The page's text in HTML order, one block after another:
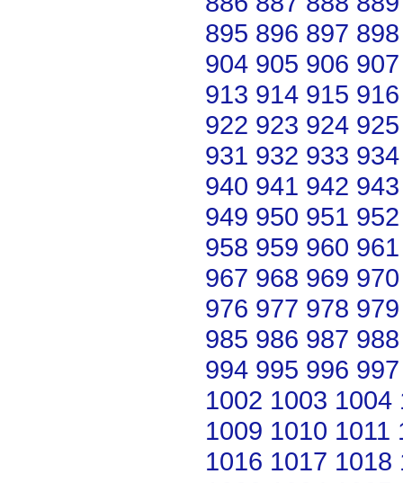
895 896 897 898
904 905 906 907
913 914 915 916
922 923 924 925
931 932 933 934
940 941 942 943
949 950 951 952
958 959 960 961
967 968 969 970
976 977 978 979
985 986 987 988
994 995 996 997
1002 1003 1004
1009 1010 1011
1016 1017 1018